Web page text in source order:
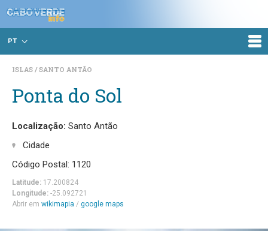
PT
ISLAS SANTO ANTÃO
Ponta do Sol
Localização: Santo Antão
Cidade
Código Postal: 1120
Latitude: 17.200824
Longitude: -25.092721
Abrir em wikimapia / google maps